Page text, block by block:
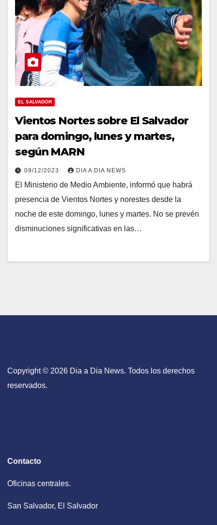
EL SALVADOR
Vientos Nortes sobre El Salvador
para domingo, lunes y martes,
según MARN
09/12/2023 DIA A DIA NEWS
El Ministerio de Medio Ambiente, informó que habrá
presencia de Vientos Nortes y norestes desde la
noche de este domingo, lunes y martes. No se prevén
disminuciones significativas en las…
Copyright © 2026 Dia a Dia News. Todos los derechos
reservados.
Contacto
Oficinas centrales.
San Salvador, El Salvador